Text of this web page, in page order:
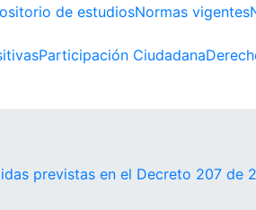
de estudiosNormas vigentes
Participación Ciudadana
previstas en el Decreto 207 de